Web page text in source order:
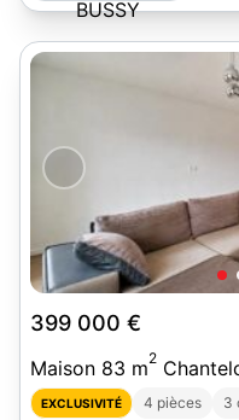
399 000 €
Maison 83 m2
EXCLUSIVITÉ 4 pièces 3